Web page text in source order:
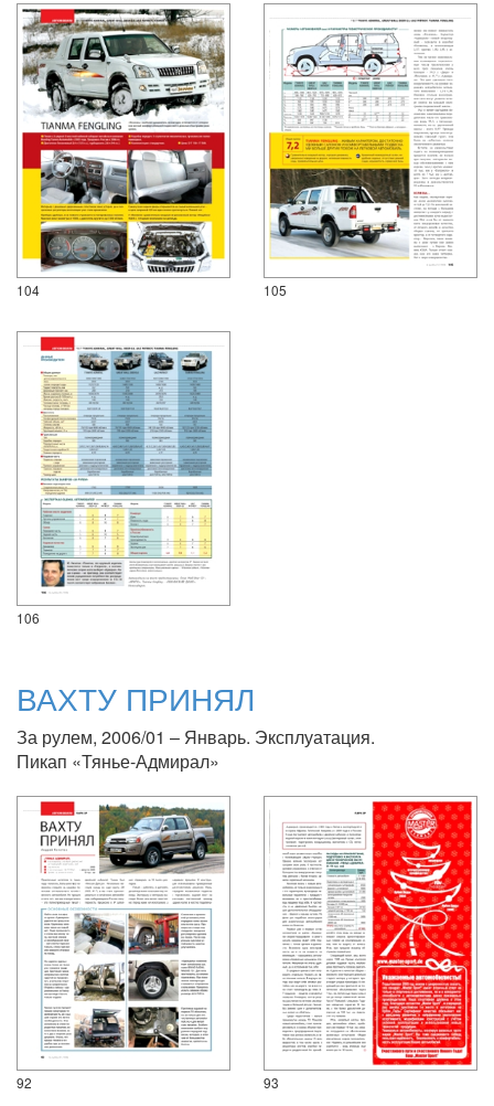
104 105
106
ВАХТУ ПРИНЯЛ
За рулем, 2006/01 – Январь. Эксплуатация.
Пикап «Тянье-Адмирал»
92 93